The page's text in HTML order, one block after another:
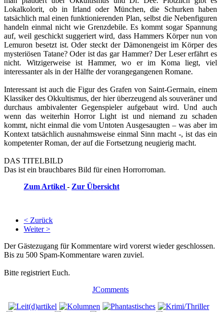
Lokalkolorit, ob in Irland oder München, die Schurken haben
tatsächlich mal einen funktionierenden Plan, selbst die Nebenfiguren
handeln einmal nicht wie Grenzdebile. Es kommt sogar Spannung
auf, weil geschickt suggeriert wird, dass Hammers Körper nun von
Lemuron besetzt ist. Oder steckt der Dämonengeist im Körper des
mysteriösen Tatane? Oder ist das gar Hammer? Der Leser erfährt es
nicht. Witzigerweise ist Hammer, wo er im Koma liegt, viel
interessanter als in der Hälfte der vorangegangenen Romane.
Interessant ist auch die Figur des Grafen von Saint-Germain, einem
Klassiker des Okkultismus, der hier überzeugend als souveräner und
durchaus ambivalenter Gegenspieler aufgebaut wird. Und auch
wenn das weiterhin Horror Light ist und niemand zu schaden
kommt, nicht einmal die vom Untoten Ausgesaugten – was aber im
Kontext tatsächlich ausnahmsweise einmal Sinn macht -, ist das ein
kompetenter Roman, der auf die Fortsetzung neugierig macht.
DAS TITELBILD
Das ist ein brauchbares Bild für einen Horrorroman.
Zum Artikel - Zur Übersicht
< Zurück
Weiter >
Der Gästezugang für Kommentare wird vorerst wieder geschlossen.
Bis zu 500 Spam-Kommentare waren zuviel.
Bitte registriert Euch.
JComments